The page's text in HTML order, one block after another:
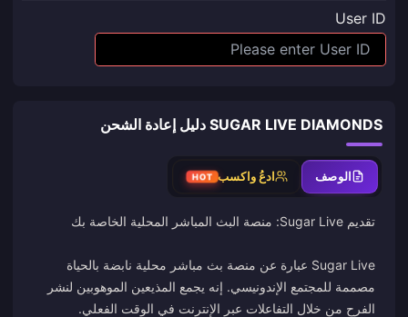
User ID
SUGAR LIVE DIAMONDS دليل إعادة الشحن
الوصف ادعُ واكسب HOT
Sugar Live عبارة عن منصة بث مباشر محلية نابضة بالحياة
مصممة للمجتمع الإندونيسي. إنه يجمع المذيعين الموهوبين لنشر